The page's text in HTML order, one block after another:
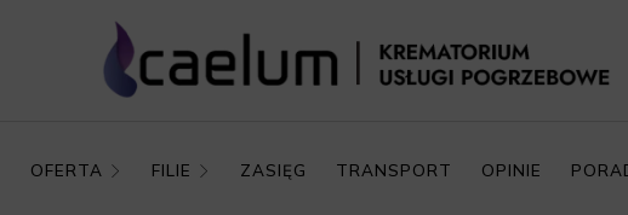
OFERTA FILIE ZASIĘG TRANSPORT OPINIE